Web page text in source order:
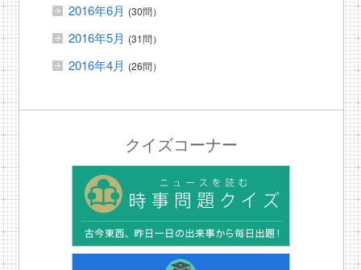
2016年6月 (30問）
2016年5月 (31問）
2016年4月 (26問）
クイズコーナー